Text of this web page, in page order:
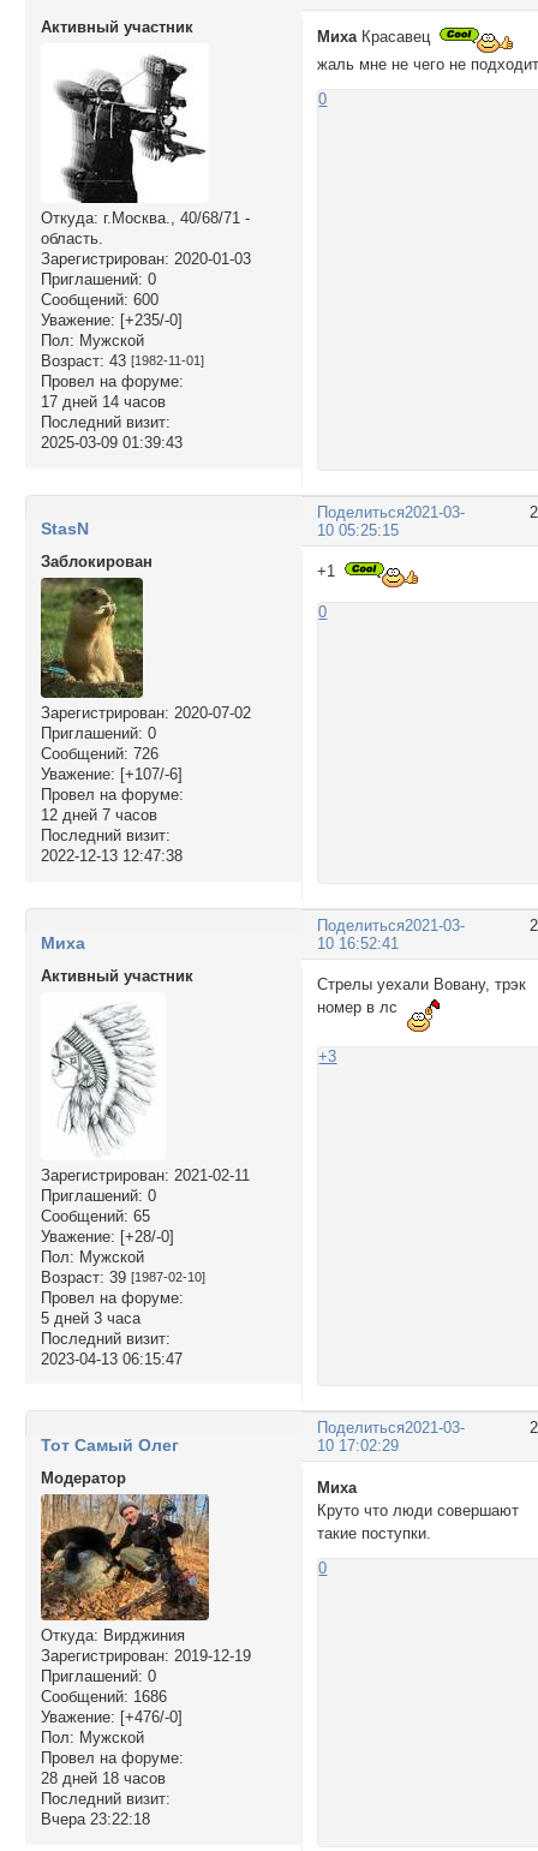
Активный участник
Откуда: г.Москва., 40/68/71 -
область.
Зарегистрирован: 2020-01-03
Приглашений: 0
Сообщений: 600
Уважение: [+235/-0]
Пол: Мужской
Возраст: 43 [1982-11-01]
Провел на форуме:
17 дней 14 часов
Последний визит:
2025-03-09 01:39:43
Миха Красавец
жаль мне не чего не
0
Поделиться2021-03-
10 05:25:15
StasN
Заблокирован
Зарегистрирован: 2020-07-02
Приглашений: 0
Сообщений: 726
Уважение: [+107/-6]
Провел на форуме:
12 дней 7 часов
Последний визит:
2022-12-13 12:47:38
+1
0
Поделиться2021-03-
10 16:52:41
Миха
Активный участник
Зарегистрирован: 2021-02-11
Приглашений: 0
Сообщений: 65
Уважение: [+28/-0]
Пол: Мужской
Возраст: 39 [1987-02-10]
Провел на форуме:
5 дней 3 часа
Последний визит:
2023-04-13 06:15:47
Стрелы уехали Вовану, трэк
номер в лс
+3
Поделиться2021-03-
10 17:02:29
Тот Самый Олег
Модератор
Откуда: Вирджиния
Зарегистрирован: 2019-12-19
Приглашений: 0
Сообщений: 1686
Уважение: [+476/-0]
Пол: Мужской
Провел на форуме:
28 дней 18 часов
Последний визит:
Вчера 23:22:18
Миха
Круто что люди совершают
такие поступки.
0